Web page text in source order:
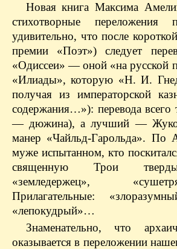
Новая книга Максима
стихотворные переложения
удивительно, что после
премии «Поэт») следует
«Одиссеи» — оной «на русской
«Илиады», которую «Н. И.
получая из императорской
содержания…»): перевода
— дюжина), а лучший —
манер «Чайльд-Гарольда».
муже испытанном, кто
священную Трои
«земледержец»,
Прилагательные:
«лепокудрый»…
Знаменательно, что
оказывается в переложении